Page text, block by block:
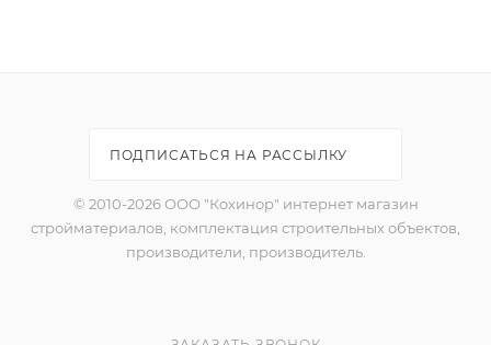
устройства нижних слоев гидроизоляции.
ПОДПИСАТЬСЯ НА РАССЫЛКУ
© 2010-2026 ООО "Кохинор" интернет магазин
стройматериалов, комплектация строительных объектов,
производители, производитель.